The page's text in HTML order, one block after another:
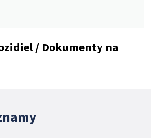
/ Dokumenty na